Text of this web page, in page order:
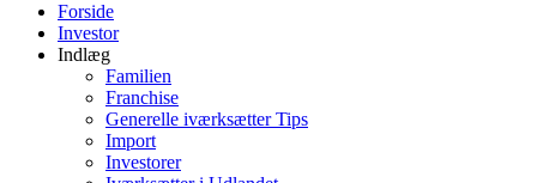
Forside
Investor
Indlæg
Familien
Franchise
Generelle iværksætter Tips
Import
Investorer